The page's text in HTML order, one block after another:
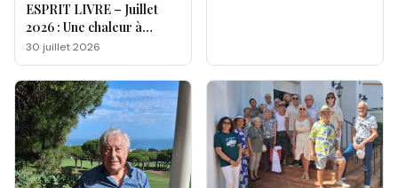
ESPRIT LIVRE – Juillet
2026 : Une chaleur à
double facette
30 juillet 2026